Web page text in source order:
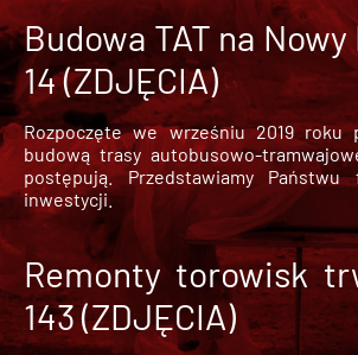
Budowa TAT na
14 (ZDJĘCIA)
Rozpoczęte we wrześniu 2019 roku
budową trasy autobusowo-
postępują. Przedstawiamy
inwestycji.
Remonty torowisk
143 (ZDJĘCIA)